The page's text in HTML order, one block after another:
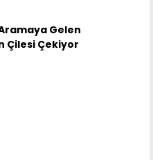
Gelen
Çilesi Çekiyor